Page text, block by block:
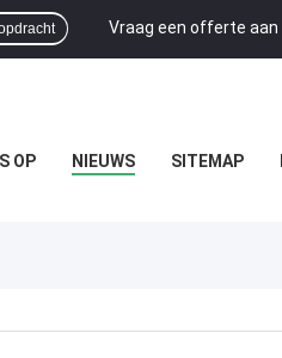
Vraag een offerte aan
OP NIEUWS SITEMAP